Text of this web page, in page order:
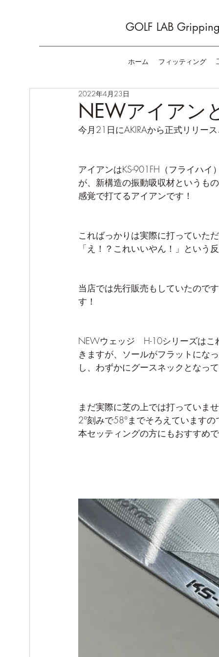
GOLF LAB
ホーム フィッティング
NEWアイア
2022年4月23日
今月21日にAKIRAから正式リリー
アイアンはKS-901FH（フライハ
が、新構造の振動吸収材というも
感覚で打てるアイアンです！
こればっかりは実際に打っていた
「え！？これいいやん！」という
当店では先行販売もしていたので
す！
NEWウェッジ　H-10シリーズは
きますが、ソールがフラットにな
し、わずかにグースネックとなっ
まだ実際に芝の上では打っていま
2°刻みで58°までそろえています
本セッティングの方にもおすすめ